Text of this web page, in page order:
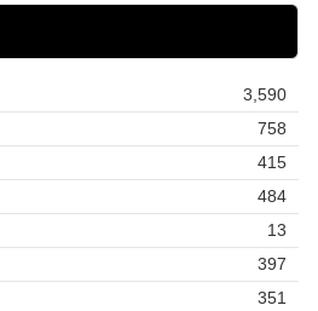
3,590
758
415
484
13
397
351